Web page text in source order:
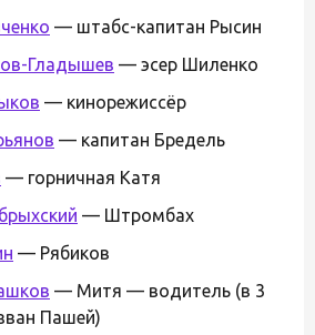
— штабс-капитан Рысин
Гладышев — эсер Шиленко
— кинорежиссёр
— капитан Бредель
— горничная Катя
— Штромбах
— Рябиков
— Митя — водитель (в 3
Пашей)